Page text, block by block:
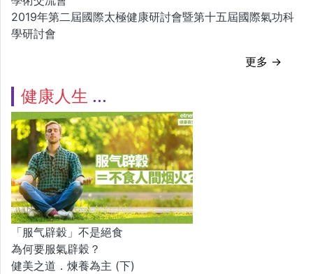
2019年第二屆國際太極健康研討會暨第十五屆國際氣功科
學研討會
更多 →
健康人生
「服气辟穀」不是絕食
為何要服氣辟穀？
健美之道．煉養為主 (下)